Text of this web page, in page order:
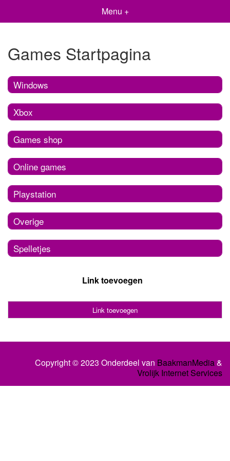
Menu +
Games Startpagina
Windows
Xbox
Games shop
Online games
Playstation
Overige
Spelletjes
Link toevoegen
Link toevoegen
Copyright © 2023 Onderdeel van BaakmanMedia&
Vrolijk Internet Services